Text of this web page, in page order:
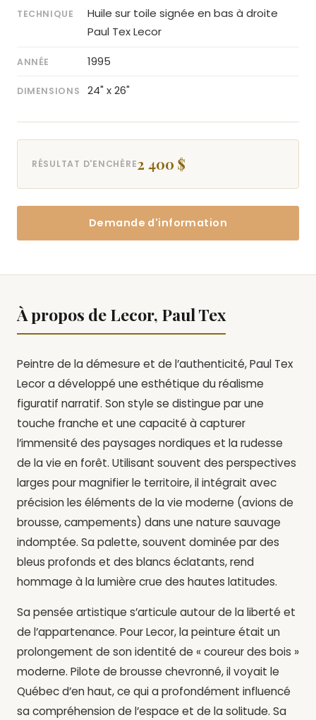
TECHNIQUE
Huile sur toile signée en bas à droite
Paul Tex Lecor
ANNÉE 1995
DIMENSIONS 24" x 26"
RÉSULTAT D'ENCHÈRE2 400 $
Demande d'information
À propos de Lecor, Paul Tex
Peintre de la démesure et de l’authenticité, Paul Tex
Lecor a développé une esthétique du réalisme
figuratif narratif. Son style se distingue par une
touche franche et une capacité à capturer
l’immensité des paysages nordiques et la rudesse
de la vie en forêt. Utilisant souvent des perspectives
larges pour magnifier le territoire, il intégrait avec
précision les éléments de la vie moderne (avions de
brousse, campements) dans une nature sauvage
indomptée. Sa palette, souvent dominée par des
bleus profonds et des blancs éclatants, rend
hommage à la lumière crue des hautes latitudes.
Sa pensée artistique s’articule autour de la liberté et
de l’appartenance. Pour Lecor, la peinture était un
prolongement de son identité de « coureur des bois »
moderne. Pilote de brousse chevronné, il voyait le
Québec d’en haut, ce qui a profondément influencé
sa compréhension de l’espace et de la solitude. Sa